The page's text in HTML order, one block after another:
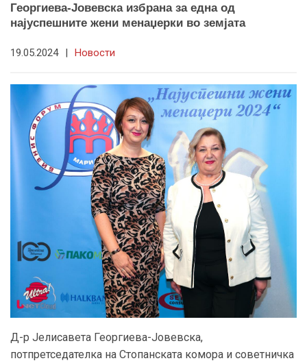
Георгиева-Јовевска избрана за една од
најуспешните жени менаџерки во земјата
19.05.2024 | Новости
Д-р Јелисавета Георгиева-Јовевска,
потпретседателка на Стопанската комора и советничка